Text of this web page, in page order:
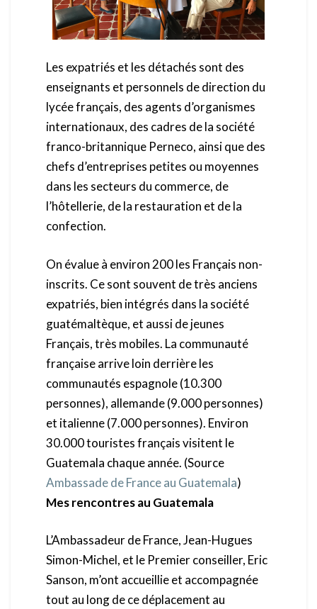
Les expatriés et les détachés sont des
enseignants et personnels de direction du
lycée français, des agents d’organismes
internationaux, des cadres de la société
franco-britannique Perneco, ainsi que des
chefs d’entreprises petites ou moyennes
dans les secteurs du commerce, de
l’hôtellerie, de la restauration et de la
confection.
On évalue à environ 200 les Français non-
inscrits. Ce sont souvent de très anciens
expatriés, bien intégrés dans la société
guatémaltèque, et aussi de jeunes
Français, très mobiles. La communauté
française arrive loin derrière les
communautés espagnole (10.300
personnes), allemande (9.000 personnes)
et italienne (7.000 personnes). Environ
30.000 touristes français visitent le
Guatemala chaque année. (Source
Ambassade de France au Guatemala)
Mes rencontres au Guatemala
L’Ambassadeur de France, Jean-Hugues
Simon-Michel, et le Premier conseiller, Eric
Sanson, m’ont accueillie et accompagnée
tout au long de ce déplacement au